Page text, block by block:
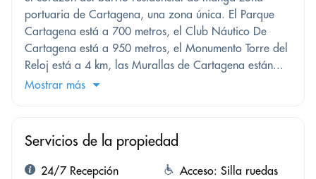
portuaria de Cartagena, una zona única. El Parque
Cartagena está a 700 metros, el Club Náutico De
Cartagena está a 950 metros, el Monumento Torre del
Reloj está a 4 km, las Murallas de Cartagena están...
Mostrar más
Servicios de la propiedad
24/7 Recepción
Acceso: Silla ruedas